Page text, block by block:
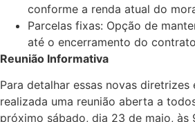
conforme a renda atual do
Parcelas fixas: Opção de
até o encerramento do
Reunião Informativa
Para detalhar essas novas diretrizes
realizada uma reunião aberta a
próximo sábado, dia 23 de maio, às